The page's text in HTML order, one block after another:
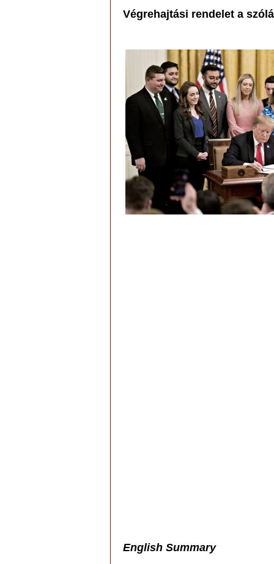
Végrehajtási rendelet a
English Summary